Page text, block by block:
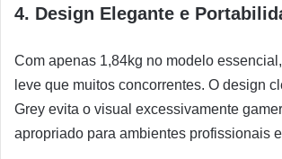
4. Design Elegante e
Com apenas 1,84kg no modelo
leve que muitos concorrentes. O design
Grey evita o visual excessivamente
apropriado para ambientes profissionais